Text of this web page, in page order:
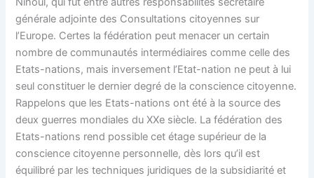
générale adjointe des Consultations citoyennes sur
l’Europe. Certes la fédération peut menacer un certain
nombre de communautés intermédiaires comme celle des
Etats-nations, mais inversement l’Etat-nation ne peut à lui
seul constituer le dernier degré de la conscience citoyenne.
Rappelons que les Etats-nations ont été à la source des
deux guerres mondiales du XXe siècle. La fédération des
Etats-nations rend possible cet étage supérieur de la
conscience citoyenne personnelle, dès lors qu’il est
équilibré par les techniques juridiques de la subsidiarité et